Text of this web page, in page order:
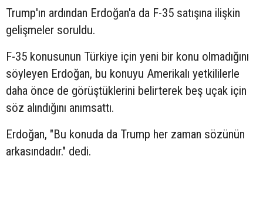
Trump'ın ardından Erdoğan'a da F-35 satışına ilişkin
gelişmeler soruldu.
F-35 konusunun Türkiye için yeni bir konu olmadığını
söyleyen Erdoğan, bu konuyu Amerikalı yetkililerle
daha önce de görüştüklerini belirterek beş uçak için
söz alındığını anımsattı.
Erdoğan, "Bu konuda da Trump her zaman sözünün
arkasındadır." dedi.